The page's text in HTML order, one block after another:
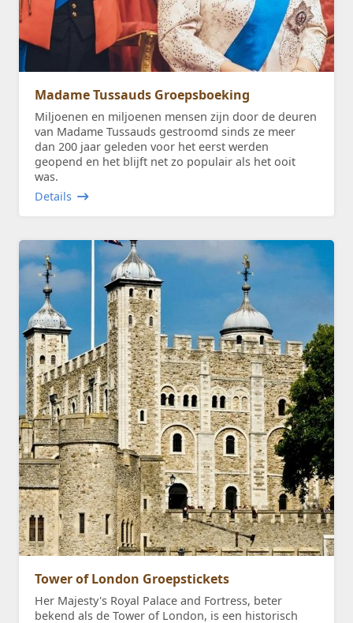
Madame Tussauds Groepsboeking
Miljoenen en miljoenen mensen zijn door de deuren
van Madame Tussauds gestroomd sinds ze meer
dan 200 jaar geleden voor het eerst werden
geopend en het blijft net zo populair als het ooit
was.
Details
Tower of London Groepstickets
Her Majesty's Royal Palace and Fortress, beter
bekend als de Tower of London, is een historisch